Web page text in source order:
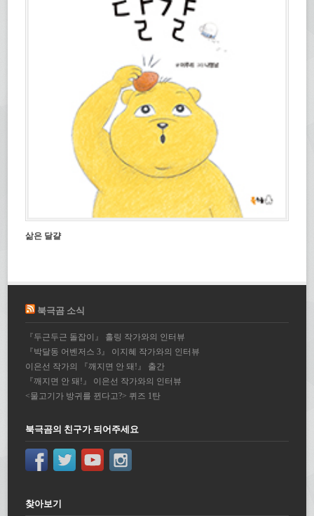
삶은 달걀
북극곰 소식
『두근두근 돌잡이』 홀링 작가와의 인터뷰
『박달동 어벤저스 3』 이지혜 작가와의 인터뷰
이은선 작가의 『깨지면 안 돼!』 출간
『깨지면 안 돼!』 이은선 작가와의 인터뷰
<물고기가 방귀를 뀐다고?> 퀴즈 1탄
북극곰의 친구가 되어주세요
찾아보기